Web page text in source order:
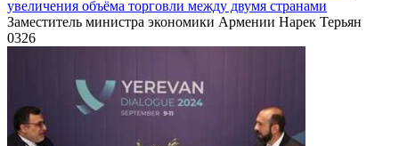
увеличения объёма торговли между двумя странами
Заместитель министра экономики Армении Нарек Терьян
0326